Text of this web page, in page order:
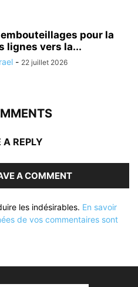
pour la
lignes vers la...
- 22 juillet 2026
A REPLY
A COMMENT
les indésirables. En savoir
de vos commentaires sont